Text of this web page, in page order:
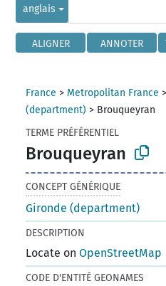
anglais
ALIGNER ANNOTER
France > Metropolitan France >
(department) > Brouqueyran
TERME PRÉFÉRENTIEL
Brouqueyran
CONCEPT GÉNÉRIQUE
Gironde (department)
DESCRIPTION
Locate onOpenStreetMap
CODE D'ENTITÉ GEONAMES